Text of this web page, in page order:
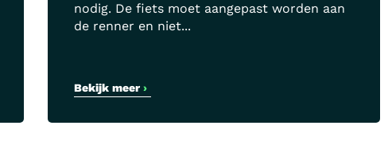
nodig. De fiets moet aangepast worden aan
de renner en niet...
Bekijk meer ›